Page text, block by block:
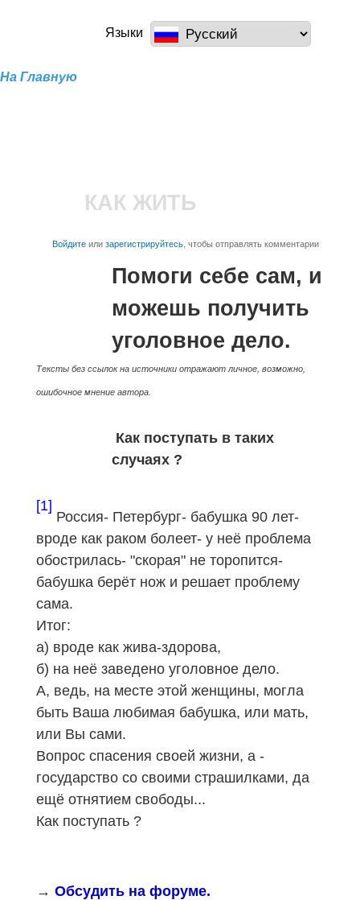
основному
содержанию
a100z.comЯзыки
На Главную
КАК ЖИТЬ
Войдитеилизарегистрируйтесь, чтобы отправлять комментарии
Помоги себе сам, и
можешь получить
уголовное дело.
Тексты без ссылок на источники отражают личное, возможно,
ошибочное мнение автора.
Как поступать в таких
случаях ?
[1]
Россия- Петербург- бабушка 90 лет-
вроде как раком болеет- у неё проблема
обострилась- "скорая" не торопится-
бабушка берёт нож и решает проблему
сама.
Итог:
а) вроде как жива-здорова,
б) на неё заведено уголовное дело.
А, ведь, на месте этой женщины, могла
быть Ваша любимая бабушка, или мать,
или Вы сами.
Вопрос спасения своей жизни, а -
государство со своими страшилками, да
ещё отнятием свободы...
Как поступать ?
→ Обсудить на форуме.